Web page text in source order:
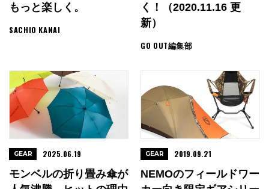
もっと楽しく。
SACHIO KANAI
く！（2020.11.16 更
新）
GO OUT編集部
モンベルの折り畳み傘が
GEAR 2025.06.19
NEMOのフィールドワー
GEAR 2019.09.21